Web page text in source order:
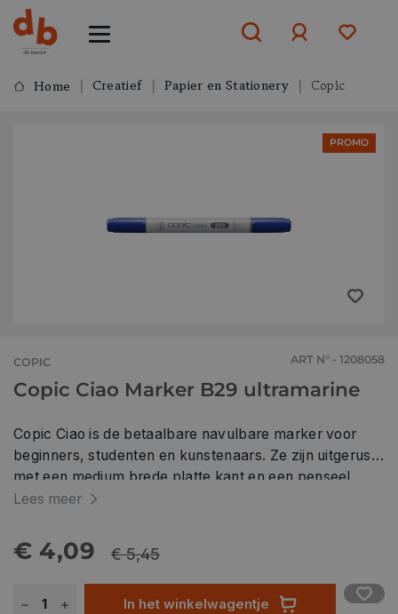
Home Creatief Papier en Stationery Copic
PROMO
COPIC ART N° - 1208058
Copic Ciao Marker B29 ultramarine
Copic Ciao is de betaalbare navulbare marker voor
beginners, studenten en kunstenaars. Ze zijn uitgerust
met een medium brede platte kant en een penseel
penpunt. Copic Ciao markers zijn verkrijgbaar in
kleuren kunnen gemengd worden op de ondergrond
(m.b.v. de blender) of over elkaar. Copic Ciao markers
zijn op basis van ethanol-alcohol, niet-giftig en hebben
een snelle droging. Kan worden gebruikt op papier,
Lees meer
€ 4,09 € 5,45
In het winkelwagentje